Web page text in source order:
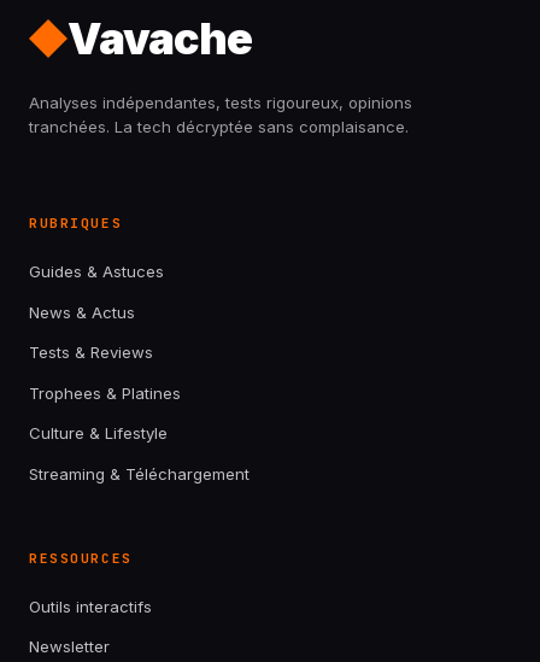
Vavache
Analyses indépendantes, tests rigoureux, opinions
tranchées. La tech décryptée sans complaisance.
RUBRIQUES
Guides & Astuces
News & Actus
Tests & Reviews
Trophees & Platines
Culture & Lifestyle
Streaming & Téléchargement
RESSOURCES
Outils interactifs
Newsletter